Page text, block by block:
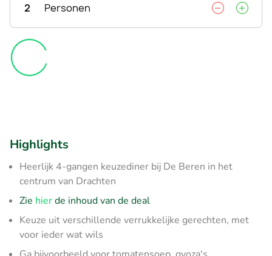
2 Personen
Highlights
Heerlijk 4-gangen keuzediner bij De Beren in het
centrum van Drachten
Zie hierde inhoud van de deal
Keuze uit verschillende verrukkelijke gerechten, met
voor ieder wat wils